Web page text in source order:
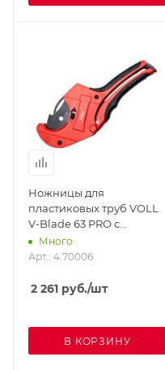
Ножницы для
пластиковых труб VOLL
V-Blade 63 PRO с
тефлоновым покрытием
Много
Арт.: 4.70006
2 261 руб./шт
В КОРЗИНУ